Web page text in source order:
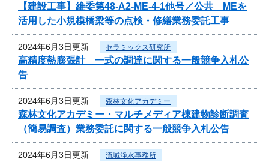
【建設工事】維委第48-A2-ME-4-1他号／公共 MEを
活用した小規模橋梁等の点検・修繕業務委託工事
2024年6月3日更新 セラミックス研究所
高精度熱膨張計 一式の調達に関する一般競争入札公
告
2024年6月3日更新 森林文化アカデミー
森林文化アカデミー・マルチメディア棟建物診断調査
（簡易調査）業務委託に関する一般競争入札公告
2024年6月3日更新 流域浄水事務所